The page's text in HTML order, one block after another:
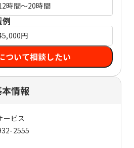
時間～20時間
円
ついて相談したい
情報
ービス
2555